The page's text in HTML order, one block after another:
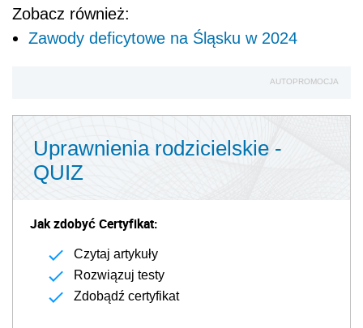
Zobacz również:
Zawody deficytowe na Śląsku w 2024
AUTOPROMOCJA
Uprawnienia rodzicielskie -
QUIZ
Jak zdobyć Certyfikat:
Czytaj artykuły
Rozwiązuj testy
Zdobądź certyfikat